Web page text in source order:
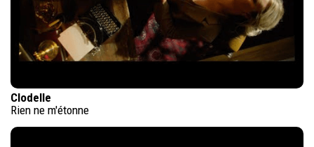
Clodelle
Rien ne m'étonne